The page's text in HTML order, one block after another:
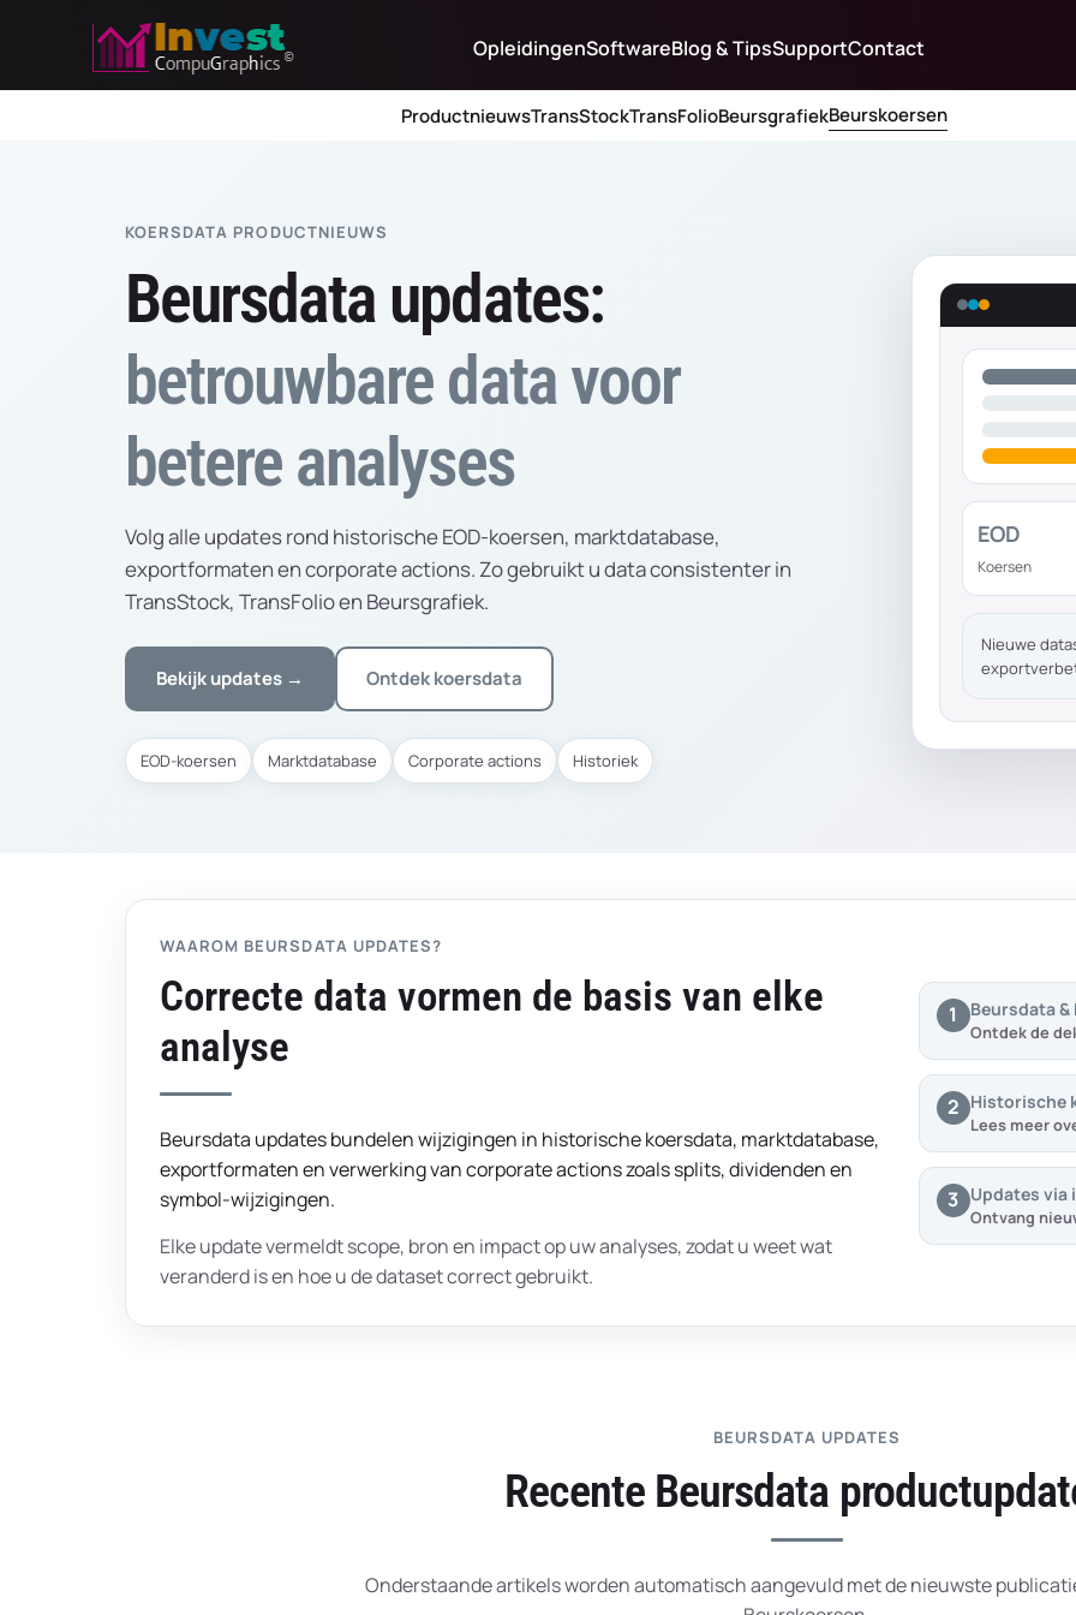
OpleidingenSoftwareBlog & TipsSupportContact
ProductnieuwsTransStockTransFolioBeursgrafiekBeurskoersen
KOERSDATA PRODUCTNIEUWS
Beursdata updates:
betrouwbare data voor
betere analyses
Volg alle updates rond historische EOD-koersen, marktdatabase,
exportformaten en corporate actions. Zo gebruikt u data consistenter in
TransStock, TransFolio en Beursgrafiek.
Bekijk updates → Ontdek koersdata
EOD-koersen Marktdatabase Corporate actions Historiek
EOD
Koersen
Nieuwe
WAAROM BEURSDATA UPDATES?
Correcte data vormen de basis van elke
analyse
Beursdata updates bundelen wijzigingen in historische koersdata, marktdatabase,
exportformaten en verwerking van corporate actions zoals splits, dividenden en
symbol-wijzigingen.
Elke update vermeldt scope, bron en impact op uw analyses, zodat u weet wat
veranderd is en hoe u de dataset correct gebruikt.
1 Beursdata
Ontdek de
2 Historische
Lees meer
3 Updates via
Ontvang
BEURSDATA UPDATES
Recente Beursdata
Onderstaande artikels worden automatisch aangevuld met de nieuwste